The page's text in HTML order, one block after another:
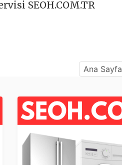
SEOH.COM.TR
Ana Sayfa